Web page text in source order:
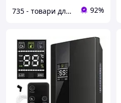
735 - товари для дому, медичне та технічне обладнання з доставкою по Україні 92%